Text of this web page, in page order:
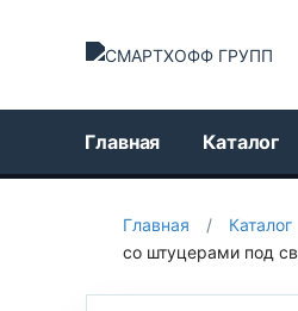
Главная Каталог
Главная / Каталог
со штуцерами под